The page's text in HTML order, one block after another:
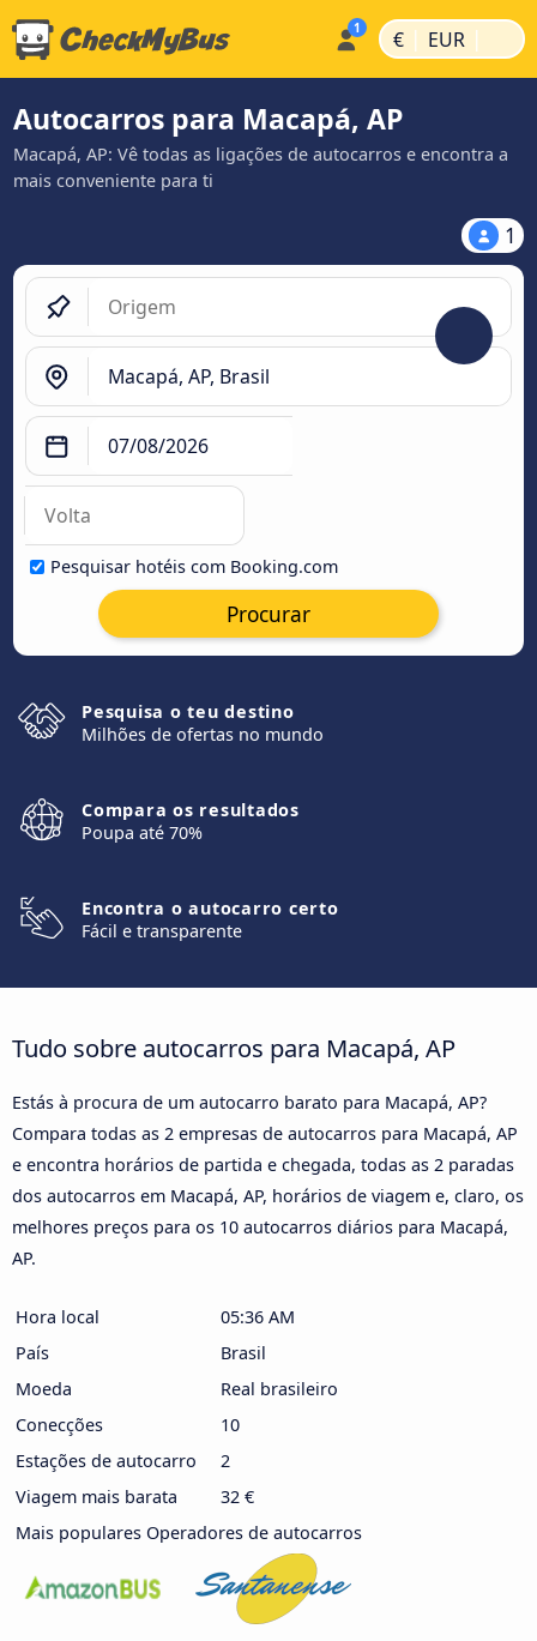
€ | EUR |
Autocarros para Macapá, AP
Macapá, AP: Vê todas as ligações de autocarros e encontra a
mais conveniente para ti
1
Pesquisar hotéis com Booking.com
Procurar
Pesquisa o teu destino
Milhões de ofertas no mundo
Compara os resultados
Poupa até 70%
Encontra o autocarro certo
Fácil e transparente
Tudo sobre autocarros para Macapá, AP
Estás à procura de um autocarro barato para Macapá, AP?
Compara todas as 2 empresas de autocarros para Macapá, AP
e encontra horários de partida e chegada, todas as 2 paradas
dos autocarros em Macapá, AP, horários de viagem e, claro, os
melhores preços para os 10 autocarros diários para Macapá,
AP.
Hora local
05:36 AM
País
Brasil
Moeda
Real brasileiro
Conecções
10
Estações de autocarro
2
Viagem mais barata
32 €
Mais populares Operadores de autocarros